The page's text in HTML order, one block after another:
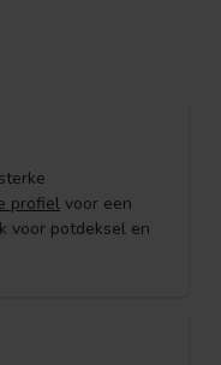
profiel voor een
voor potdeksel en